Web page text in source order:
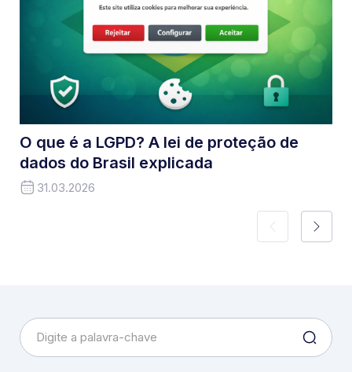
O que é a LGPD? A lei de proteção de
dados do Brasil explicada
31.03.2026